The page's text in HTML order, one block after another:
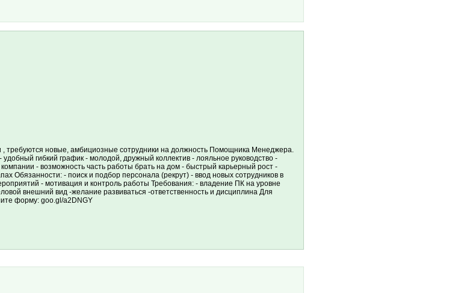
, требуются новые, амбициозные сотрудники на должность Помощника Менеджера.
удобный гибкий график - молодой, дружный коллектив - лояльное руководство -
- возможность часть работы брать на дом - быстрый карьерный рост -
Обязанности: - поиск и подбор персонала (рекрут) - ввод новых сотрудников в
- мотивация и контроль работы Требования: - владение ПК на уровне
внешний вид -желание развиваться -ответственность и дисциплина Для
форму: goo.gl/a2DNGY